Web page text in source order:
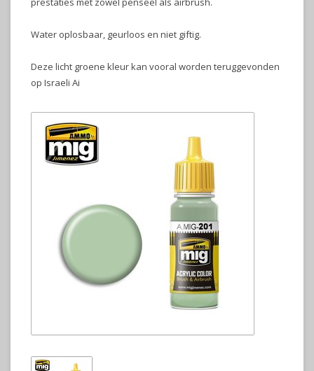
Water oplosbaar, geurloos en niet giftig.
Deze licht groene kleur kan vooral worden teruggevonden
op Israeli Ai